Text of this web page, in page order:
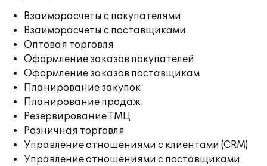
Взаиморасчеты с покупателями
Взаиморасчеты с поставщиками
Оптовая торговля
Оформление заказов покупателей
Оформление заказов поставщикам
Планирование закупок
Планирование продаж
Резервирование ТМЦ
Розничная торговля
Управление отношениями с клиентами (CRM)
Управление отношениями с поставщиками